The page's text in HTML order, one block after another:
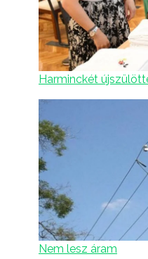
Harminckét
Nem lesz áram